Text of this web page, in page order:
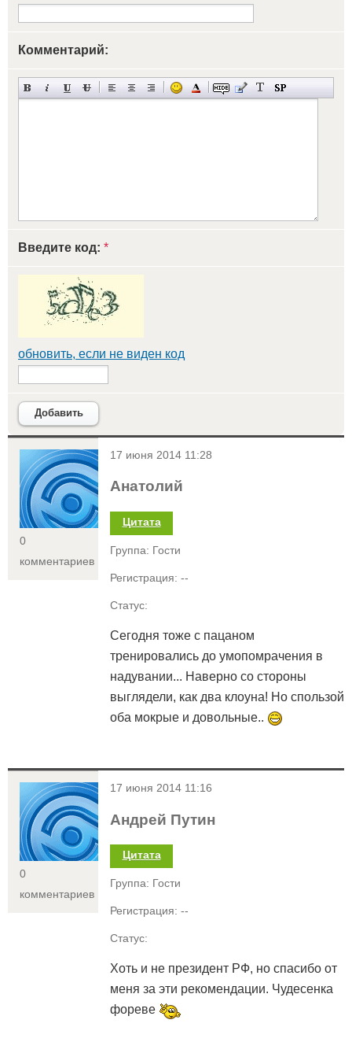
Комментарий:
Введите код: *
обновить, если не виден код
Добавить
<
0
комментариев
17 июня 2014 11:28
Анатолий
Цитата
Группа: Гости
Регистрация: --
Статус:
Сегодня тоже с пацаном
тренировались до умопомрачения в
надувании... Наверно со стороны
выглядели, как два клоуна! Но спользой
оба мокрые и довольные..
<
0
комментариев
17 июня 2014 11:16
Андрей Путин
Цитата
Группа: Гости
Регистрация: --
Статус:
Хоть и не президент РФ, но спасибо от
меня за эти рекомендации. Чудесенка
фореве